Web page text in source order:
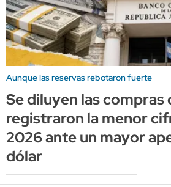
Aunque las reservas rebotaron fuerte
Se diluyen las compras
registraron la menor
2026 ante un mayor
dólar